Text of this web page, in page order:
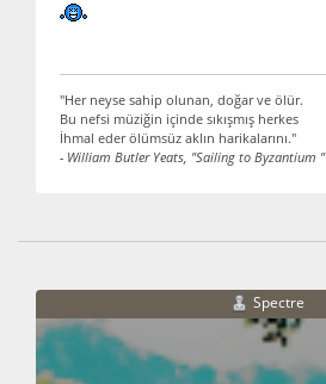
"Her neyse sahip olunan, doğar ve ölür.
Bu nefsi müziğin içinde sıkışmış herkes
İhmal eder ölümsüz aklın harikalarını."
- William Butler Yeats, "Sailing to Byzantium "
Spectre